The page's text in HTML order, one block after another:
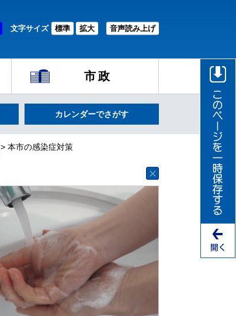
文字サイズ 標準 拡大 音声読み上げ
市政
カレンダーでさがす
> 本市の感染症対策